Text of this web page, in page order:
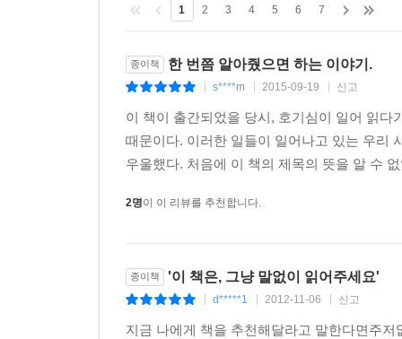
어디든 취업해서 돈을 벌길 바란다. 그곳이 어디
다. 미술 수업 재료비 22만 원을 구하기 위해 어
어 저녁을 먹지 못한다. 학교 저녁 급식을 먹으려
차피 대학도 못 갈 텐데 이제 입시 미술은 그만
「2-5 영구임대아파트의 회색빛 꿈」
0년 동안 장 씨는 언제나 성실하게 일했지만 가
기 때문이다. 그런데 장 씨는 아팠고, 결국 일을
전화를 받은 남자는 “일단 만나서 이야기하자”
1 2 3 4 5 6 7
종이책 한 번쯤 알아줬으면 하는 이야기.
s****m 2015-09-19 신고
이 책이 출간되었을 당시, 호기심이 일어 읽
때문이다. 이러한 일들이 일어나고 있는 우리
우울했다. 처음에 이 책의 제목의 뜻을 알 수
2명이 이 리뷰를 추천합니다.
종이책 '이 책은, 그냥 말없이 읽어주세요'
d*****1 2012-11-06 신고
지금 나에게 책을 추천해달라고 말한다면주